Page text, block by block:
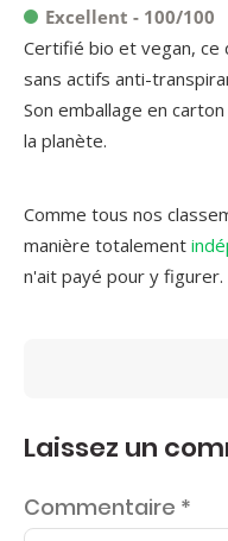
Excellent - 100/100
Certifié bio et vegan,
sans actifs anti-
Son emballage en
la planète.
Comme tous nos
manière totalement
n'ait payé pour y figurer.
Laissez un
Commentaire *